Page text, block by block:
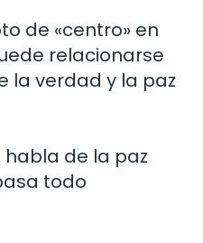
de «centro» en
relacionarse
la verdad y la paz
habla de la paz
todo